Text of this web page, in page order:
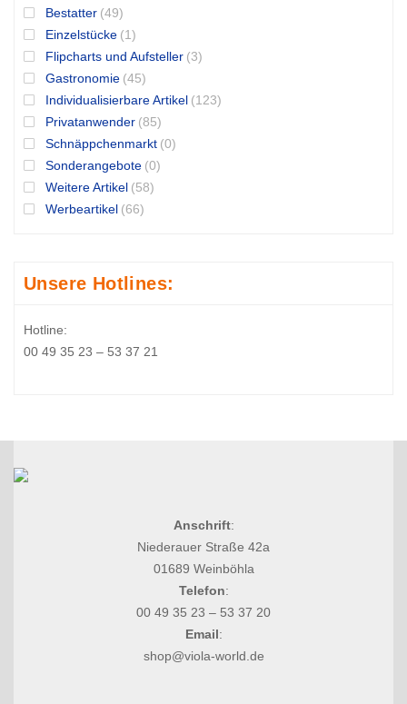
Bestatter (49)
Einzelstücke (1)
Flipcharts und Aufsteller (3)
Gastronomie (45)
Individualisierbare Artikel (123)
Privatanwender (85)
Schnäppchenmarkt (0)
Sonderangebote (0)
Weitere Artikel (58)
Werbeartikel (66)
Unsere Hotlines:
Hotline:
00 49 35 23 – 53 37 21
Anschrift:
Niederauer Straße 42a
01689 Weinböhla
Telefon:
00 49 35 23 – 53 37 20
Email:
shop@viola-world.de